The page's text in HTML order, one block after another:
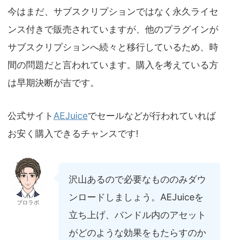
今はまだ、サブスクリプションではなく永久ライセ
ンス付きで販売されていますが、他のプラグインが
サブスクリプションへ続々と移行しているため、時
間の問題だと言われています。購入を考えている方
は早期決断が吉です。
公式サイト AEJuiceでセールなどが行われていれば
お安く購入できるチャンスです!
ブロラボ
沢山あるので必要なもののみダウ
ンロードしましょう。AEJuiceを
立ち上げ、バンドル内のアセット
がどのような効果をもたらすのか